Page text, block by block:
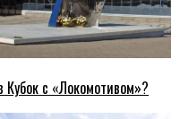
Кубок с «Локомотивом»?